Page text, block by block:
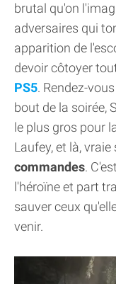
brutal qu'on
adversaires qui
apparition de
devoir côtoyer
PS5. Rendez-
bout de la soirée,
le plus gros pour
Laufey, et là, vraie
commandes.
l'héroïne et part
sauver ceux
venir.